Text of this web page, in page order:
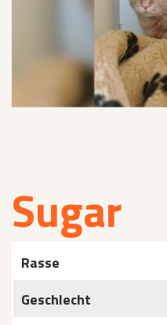
Sugar
Rasse
Geschlecht